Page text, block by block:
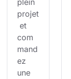
plein
projet
et
com
mand
ez
une